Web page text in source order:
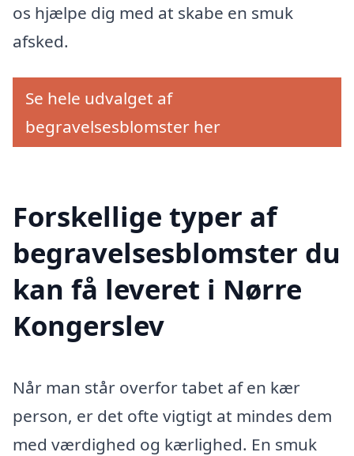
os hjælpe dig med at skabe en smuk
afsked.
Se hele udvalget af
begravelsesblomster her
Forskellige typer af
begravelsesblomster du
kan få leveret i Nørre
Kongerslev
Når man står overfor tabet af en kær
person, er det ofte vigtigt at mindes dem
med værdighed og kærlighed. En smuk